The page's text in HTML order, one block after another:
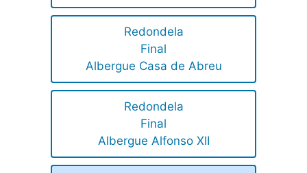
Redondela
Final
Albergue Casa de Abreu
Redondela
Final
Albergue Alfonso XII